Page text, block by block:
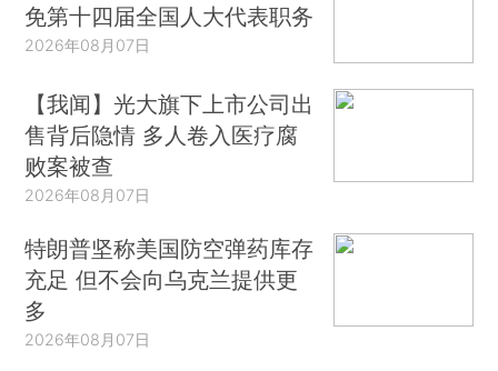
免第十四届全国人大代表职务
2026年08月07日
【我闻】光大旗下上市公司出
售背后隐情 多人卷入医疗腐
败案被查
2026年08月07日
特朗普坚称美国防空弹药库存
充足 但不会向乌克兰提供更
多
2026年08月07日